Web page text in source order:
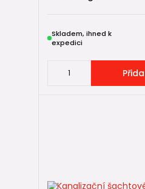
Skladem, ihned k
expedici